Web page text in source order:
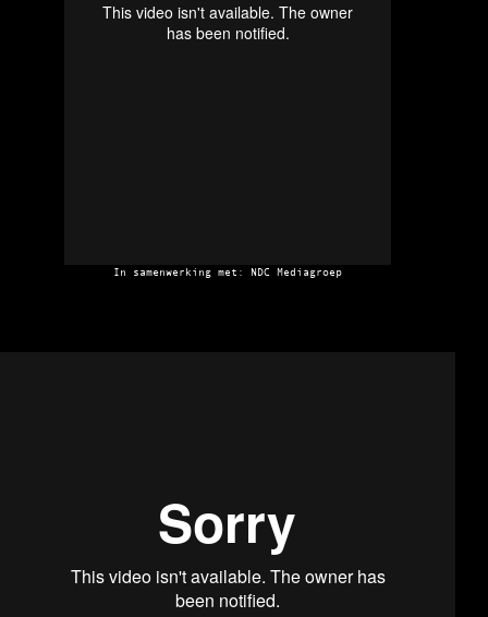
In samenwerking met: NDC Mediagroep